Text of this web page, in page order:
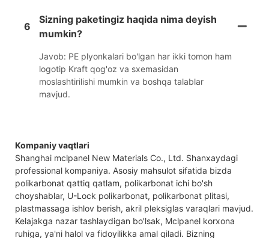
6
Sizning paketingiz haqida nima deyish
mumkin?
Javob: PE plyonkalari bo'lgan har ikki tomon ham
logotip Kraft qog'oz va sxemasidan
moslashtirilishi mumkin va boshqa talablar
mavjud.
Kompaniy vaqtlari
Shanghai mclpanel New Materials Co., Ltd. Shanxaydagi
professional kompaniya. Asosiy mahsulot sifatida bizda
polikarbonat qattiq qatlam, polikarbonat ichi bo'sh
choyshablar, U-Lock polikarbonat, polikarbonat plitasi,
plastmassaga ishlov berish, akril pleksiglas varaqlari mavjud.
Kelajakga nazar tashlaydigan bo'lsak, Mclpanel korxona
ruhiga, ya'ni halol va fidoyilikka amal qiladi. Bizning